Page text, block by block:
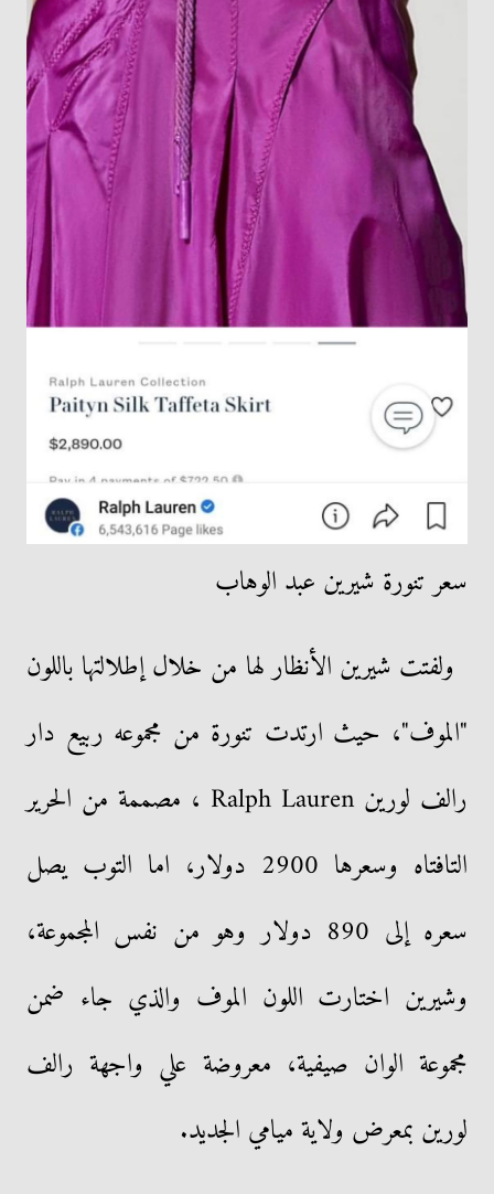
سعر تنورة شيرين عبد الوهاب
ولفتت شيرين الأنظار لها من خلال إطلالتها باللون
"الموف"، حيث ارتدت تنورة من مجموعه ربيع دار
رالف لورين Ralph Lauren ، مصممة من الحرير
التافتاه وسعرها 2900 دولار، اما التوب يصل
سعره إلى 890 دولار وهو من نفس المجموعة،
وشيرين اختارت اللون الموف والذي جاء ضمن
مجموعة الوان صيفية، معروضة علي واجهة رالف
لورين بمعرض ولاية ميامي الجديد.